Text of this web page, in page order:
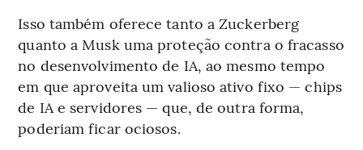
Isso também oferece tanto a Zuckerberg
quanto a Musk uma proteção contra o fracasso
no desenvolvimento de IA, ao mesmo tempo
em que aproveita um valioso ativo fixo — chips
de IA e servidores — que, de outra forma,
poderiam ficar ociosos.